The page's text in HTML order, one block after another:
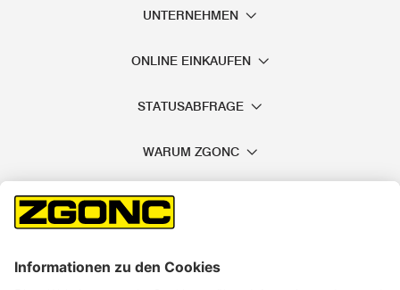
UNTERNEHMEN
ONLINE EINKAUFEN
STATUSABFRAGE
WARUM ZGONC